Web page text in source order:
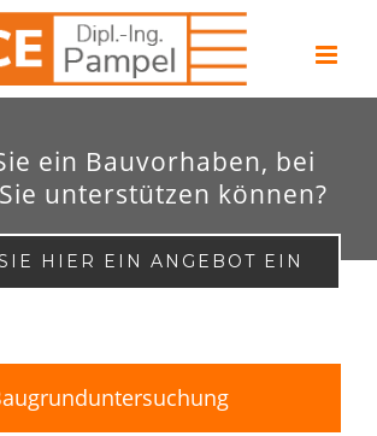
ein Bauvorhaben, bei
unterstützen können?
HIER EIN ANGEBOT EIN